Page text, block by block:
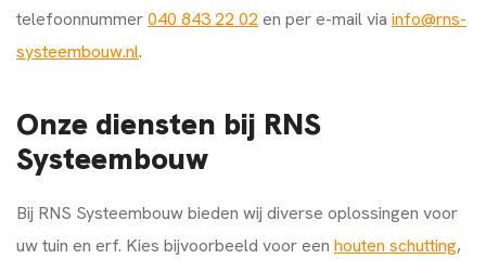
telefoonnummer040 843 22 02 en per e-mail via info@rns-
systeembouw.nl.
Onze diensten bij RNS
Systeembouw
Bij RNS Systeembouw bieden wij diverse oplossingen voor
uw tuin en erf. Kies bijvoorbeeld voor een houten schutting,